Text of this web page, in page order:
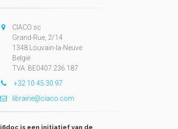
CIACO sc
Grand-Rue, 2/14
1348 Louvain-la-Neuve
België
TVA: BE0407.236.187
+32 10 45 30 97
librairie@ciaco.com
i6doc is een initiatief van de